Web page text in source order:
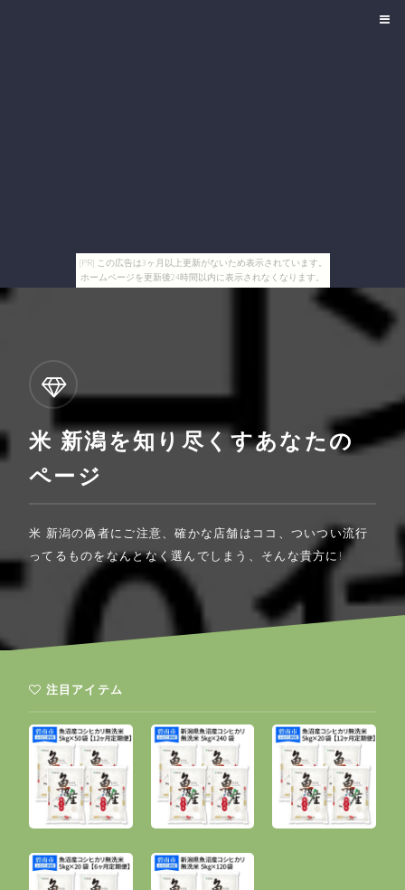
[PR] この広告は3ヶ月以上更新がないため表示されています。
ホームページを更新後24時間以内に表示されなくなります。
米 新潟を知り尽くすあなたの
ページ
米 新潟の偽者にご注意、確かな店舗はココ、ついつい流行
ってるものをなんとなく選んでしまう、そんな貴方に!
注目アイテム